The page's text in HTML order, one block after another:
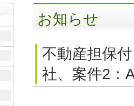
お知らせ
不動産担保
社、案件2：